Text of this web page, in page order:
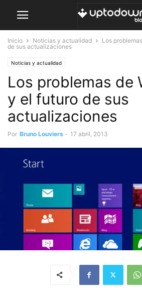
Inicio Noticias y actualidad
Los
de sus actualizaciones
Noticias y actualidad
Los problemas de
y el futuro de sus
actualizaciones
Por Bruno Louviers - 17 abril, 2013